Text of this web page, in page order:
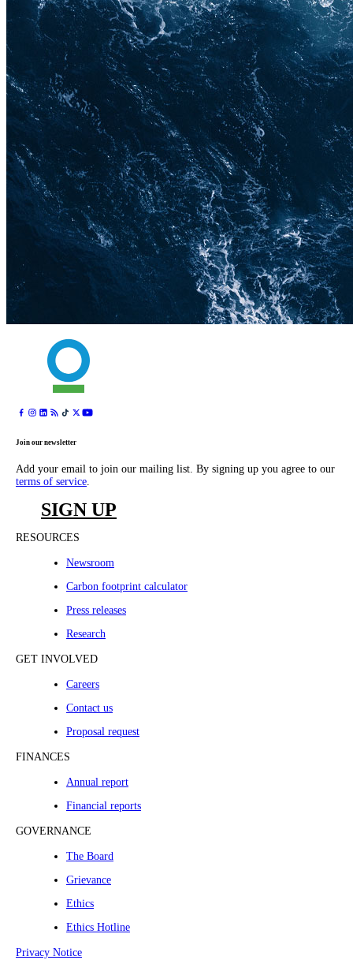
Join our newsletter
Add your email to join our mailing list. By signing up you agree to our
terms of service.
SIGN UP
RESOURCES
Newsroom
Carbon footprint calculator
Press releases
Research
GET INVOLVED
Careers
Contact us
Proposal request
FINANCES
Annual report
Financial reports
GOVERNANCE
The Board
Grievance
Ethics
Ethics Hotline
Privacy Notice